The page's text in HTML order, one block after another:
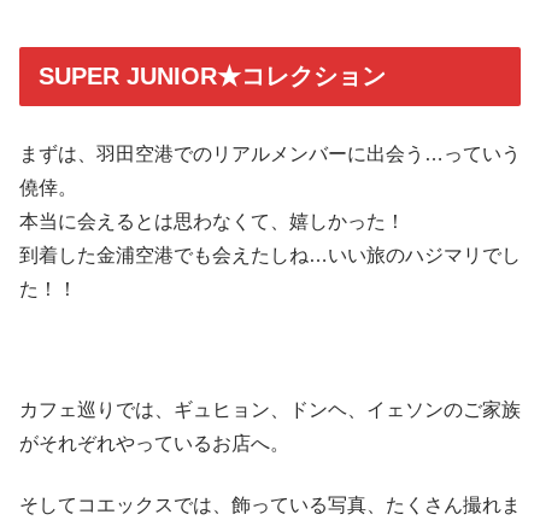
SUPER JUNIOR★コレクション
まずは、羽田空港でのリアルメンバーに出会う…っていう
僥倖。
本当に会えるとは思わなくて、嬉しかった！
到着した金浦空港でも会えたしね…いい旅のハジマリでし
た！！
カフェ巡りでは、ギュヒョン、ドンヘ、イェソンのご家族
がそれぞれやっているお店へ。
そしてコエックスでは、飾っている写真、たくさん撮れま